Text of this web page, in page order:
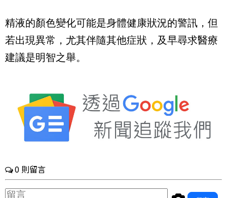
精液的顏色變化可能是身體健康狀況的警訊，但
若出現異常，尤其伴隨其他症狀，及早尋求醫療
建議是明智之舉。